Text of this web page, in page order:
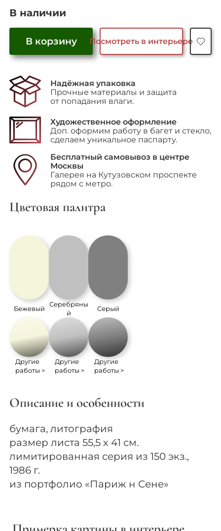
В наличии
"Вид
на
сквер
Vert
Galant"
В корзину Посмотреть в интерьере
Надёжная упаковка
Прочные материалы и защита
от попадания влаги.
Художественное оформление
Доп. оформим работу в багет и стекло,
сделаем уникальное паспарту.
Бесплатный самовывоз в центре
Москвы
Галерея на Кутузовском проспекте
рядом с метро.
Цветовая палитра
Бежевый
Другие
работы >
Серебряны
й
Другие
работы >
Серый
Другие
работы >
Описание и особенности
бумага, литография
размер листа 55,5 х 41 см.
лимитированная серия из 150 экз.,
1986 г.
из портфолио «Париж н Сене»